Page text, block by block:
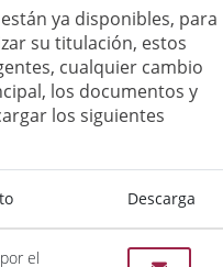
ya disponibles, para
su titulación, estos
cualquier cambio
los documentos y
los siguientes
Descarga
el